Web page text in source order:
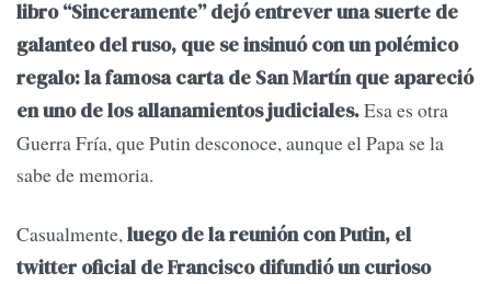
libro “Sinceramente” dejó entrever una suerte de
galanteo del ruso, que se insinuó con un polémico
regalo: la famosa carta de San Martín que apareció
en uno de los allanamientos judiciales.Esa es otra
Guerra Fría, que Putin desconoce, aunque el Papa se la
sabe de memoria.
Casualmente,luego de la reunión con Putin, el
twitter oficial de Francisco difundió un curioso